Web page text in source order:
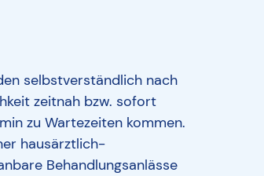
selbstverständlich nach
zeitnah bzw. sofort
zu Wartezeiten kommen.
hausärztlich-
Behandlungsanlässe